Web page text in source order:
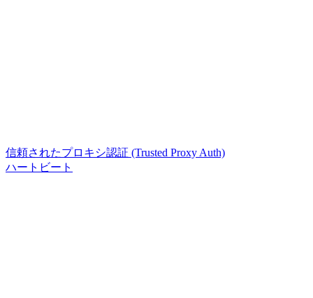
信頼されたプロキシ認証 (Trusted Proxy Auth)
ハートビート